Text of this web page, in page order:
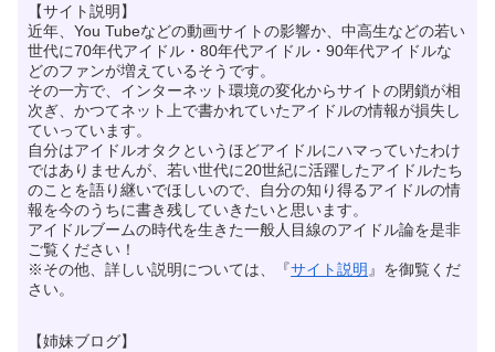
【サイト説明】
近年、You Tubeなどの動画サイトの影響か、中高生などの若い
世代に70年代アイドル・80年代アイドル・90年代アイドルな
どのファンが増えているそうです。
その一方で、インターネット環境の変化からサイトの閉鎖が相
次ぎ、かつてネット上で書かれていたアイドルの情報が損失し
ていっています。
自分はアイドルオタクというほどアイドルにハマっていたわけ
ではありませんが、若い世代に20世紀に活躍したアイドルたち
のことを語り継いでほしいので、自分の知り得るアイドルの情
報を今のうちに書き残していきたいと思います。
アイドルブームの時代を生きた一般人目線のアイドル論を是非
ご覧ください！
※その他、詳しい説明については、『サイト説明 』を御覧くだ
さい。
【姉妹ブログ】